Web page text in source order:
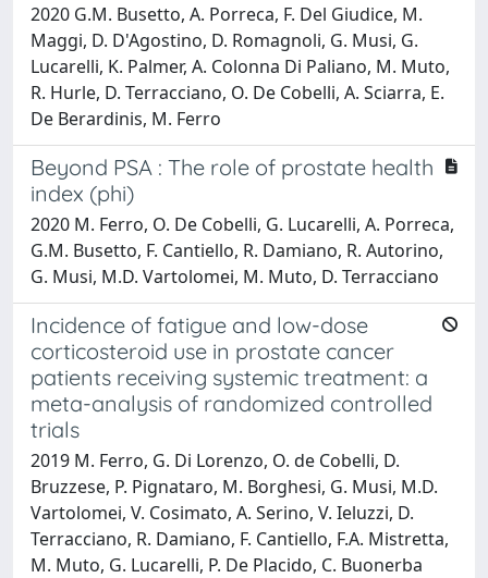
2020 G.M. Busetto, A. Porreca, F. Del Giudice, M.
Maggi, D. D'Agostino, D. Romagnoli, G. Musi, G.
Lucarelli, K. Palmer, A. Colonna Di Paliano, M. Muto,
R. Hurle, D. Terracciano, O. De Cobelli, A. Sciarra, E.
De Berardinis, M. Ferro
Beyond PSA : The role of prostate health
index (phi)
2020 M. Ferro, O. De Cobelli, G. Lucarelli, A. Porreca,
G.M. Busetto, F. Cantiello, R. Damiano, R. Autorino,
G. Musi, M.D. Vartolomei, M. Muto, D. Terracciano
Incidence of fatigue and low-dose
corticosteroid use in prostate cancer
patients receiving systemic treatment: a
meta-analysis of randomized controlled
trials
2019 M. Ferro, G. Di Lorenzo, O. de Cobelli, D.
Bruzzese, P. Pignataro, M. Borghesi, G. Musi, M.D.
Vartolomei, V. Cosimato, A. Serino, V. Ieluzzi, D.
Terracciano, R. Damiano, F. Cantiello, F.A. Mistretta,
M. Muto, G. Lucarelli, P. De Placido, C. Buonerba